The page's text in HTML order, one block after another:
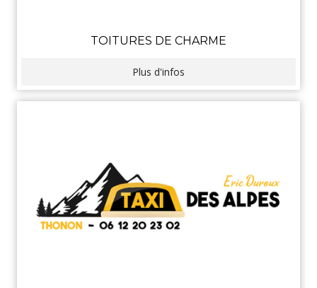
TOITURES DE CHARME
Plus d'infos